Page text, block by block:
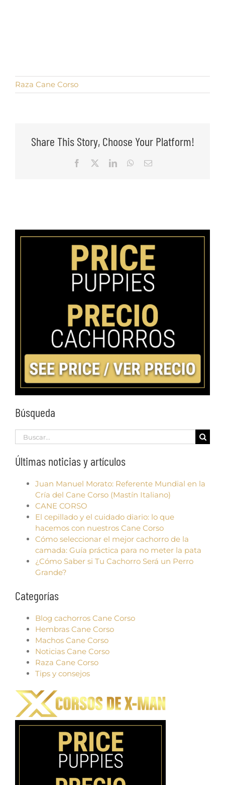
Raza Cane Corso
Share This Story, Choose Your Platform!
Facebook LinkedInWhatsApp
Email
Búsqueda
Search
for:
Últimas noticias y artículos
Juan Manuel Morato: Referente Mundial en la
Cría del Cane Corso (Mastín Italiano)
CANE CORSO
El cepillado y el cuidado diario: lo que
hacemos con nuestros Cane Corso
Cómo seleccionar el mejor cachorro de la
camada: Guía práctica para no meter la pata
¿Cómo Saber si Tu Cachorro Será un Perro
Grande?
Categorías
Blog cachorros Cane Corso
Hembras Cane Corso
Machos Cane Corso
Noticias Cane Corso
Raza Cane Corso
Tips y consejos